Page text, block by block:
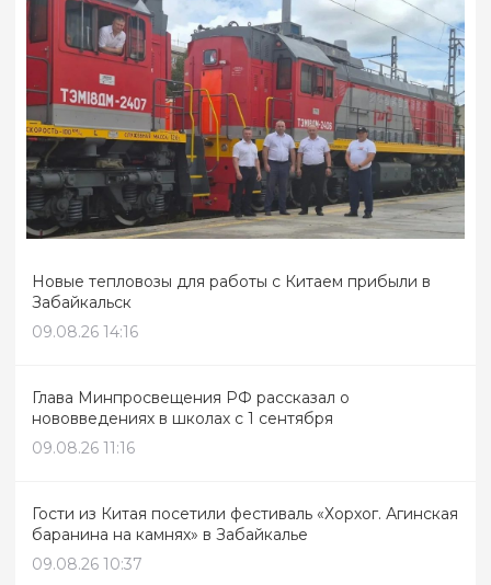
Новые тепловозы для работы с Китаем прибыли в
Забайкальск
09.08.26 14:16
Глава Минпросвещения РФ рассказал о
нововведениях в школах с 1 сентября
09.08.26 11:16
Гости из Китая посетили фестиваль «Хорхог. Агинская
баранина на камнях» в Забайкалье
09.08.26 10:37